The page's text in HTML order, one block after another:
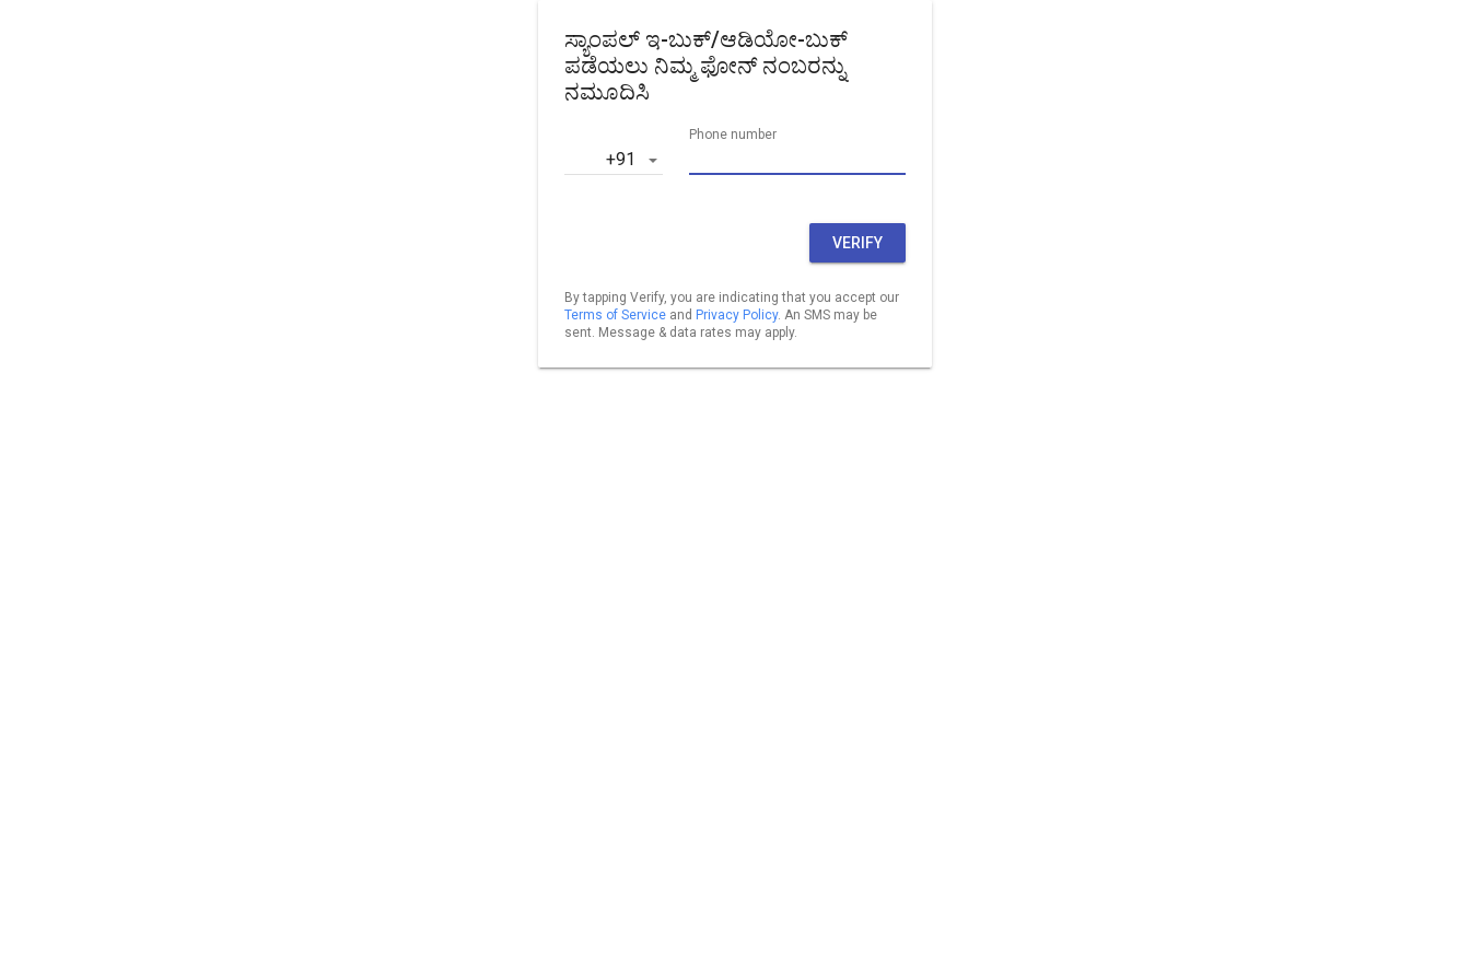
ಸ್ಯಾಂಪಲ್ ಇ-ಬುಕ್/ಆಡಿಯೋ-ಬುಕ್
ಪಡೆಯಲು ನಿಮ್ಮ ಫೋನ್ ನಂಬರನ್ನು
ನಮೂದಿಸಿ
‎+91
Phone number
VERIFY
By tapping Verify, you are indicating that you accept our
Terms of Service and Privacy Policy. An SMS may be
sent. Message & data rates may apply.